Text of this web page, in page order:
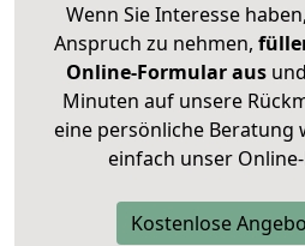
Wenn Sie Interesse
Anspruch zu nehmen,
Online-Formular aus
Minuten auf unsere
eine persönliche Beratung
einfach unser
Kostenlose